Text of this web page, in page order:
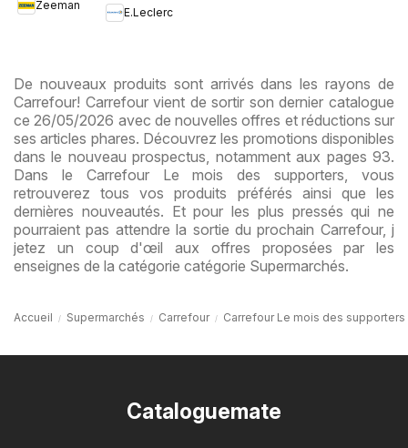
collection
Zeeman
E.Leclerc
De nouveaux produits sont arrivés dans les rayons de
Carrefour! Carrefour vient de sortir son dernier catalogue
ce 26/05/2026 avec de nouvelles offres et réductions sur
ses articles phares. Découvrez les promotions disponibles
dans le nouveau prospectus, notamment aux pages 93.
Dans le Carrefour Le mois des supporters, vous
retrouverez tous vos produits préférés ainsi que les
dernières nouveautés. Et pour les plus pressés qui ne
pourraient pas attendre la sortie du prochain Carrefour, j
jetez un coup d'œil aux offres proposées par les
enseignes de la catégorie catégorie Supermarchés.
Accueil Supermarchés Carrefour Carrefour Le mois des supporters
Cataloguemate